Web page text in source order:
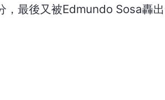
，最後又被Edmundo Sosa轟